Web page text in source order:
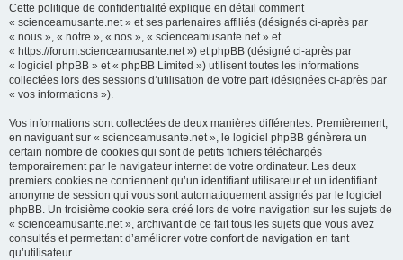
Cette politique de confidentialité explique en détail comment
« scienceamusante.net » et ses partenaires affiliés (désignés ci-après par
« nous », « notre », « nos », « scienceamusante.net » et
« https://forum.scienceamusante.net ») et phpBB (désigné ci-après par
« logiciel phpBB » et « phpBB Limited ») utilisent toutes les informations
collectées lors des sessions d’utilisation de votre part (désignées ci-après par
« vos informations »).
Vos informations sont collectées de deux manières différentes. Premièrement,
en naviguant sur « scienceamusante.net », le logiciel phpBB génèrera un
certain nombre de cookies qui sont de petits fichiers téléchargés
temporairement par le navigateur internet de votre ordinateur. Les deux
premiers cookies ne contiennent qu’un identifiant utilisateur et un identifiant
anonyme de session qui vous sont automatiquement assignés par le logiciel
phpBB. Un troisième cookie sera créé lors de votre navigation sur les sujets de
« scienceamusante.net », archivant de ce fait tous les sujets que vous avez
consultés et permettant d’améliorer votre confort de navigation en tant
qu’utilisateur.